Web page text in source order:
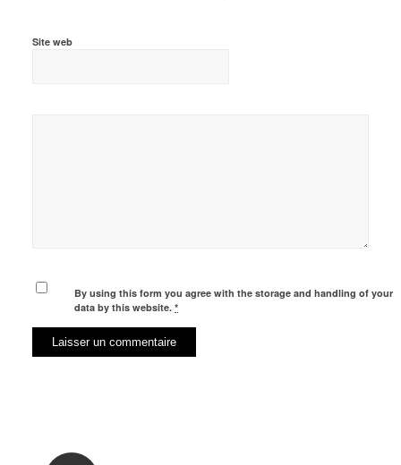
Site web
By using this form you agree with the storage and handling of your
data by this website.*